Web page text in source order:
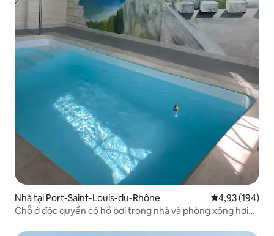
Nhà tại Port-Saint-Louis-du-Rhône Xếp hạng
4,93 (194)
Chỗ ở độc quyền có hồ bơi trong nhà và phòng xông hơi